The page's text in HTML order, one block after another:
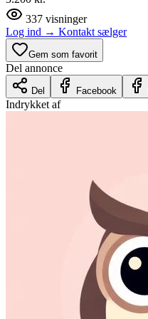
337 visninger
Log ind → Kontakt sælger
Gem som favorit
Del annonce
Del Facebook
Indrykket af